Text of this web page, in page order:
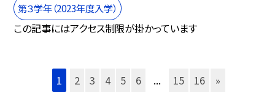
第３学年（2023年度入学）
この記事にはアクセス制限が掛かっています
1 2 3 4 5 6 ... 15 16 »